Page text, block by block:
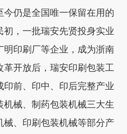
仍是全国唯一保留在用的
初，一批瑞安先贤投身实业
明印刷厂等企业，成为浙南
开放后，瑞安印刷包装工
印前、印中、印后完整产业
械、制药包装机械三大生
械、印刷包装机械等部分产